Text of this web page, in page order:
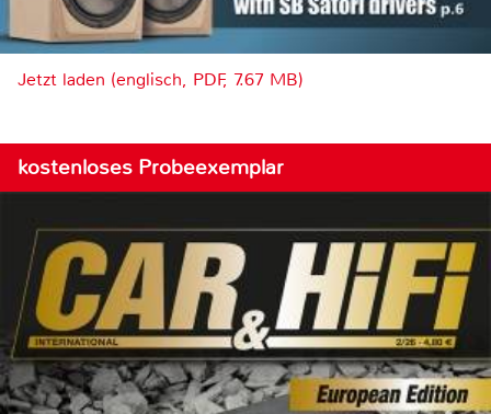
Jetzt laden (englisch, PDF, 7.67 MB)
kostenloses Probeexemplar